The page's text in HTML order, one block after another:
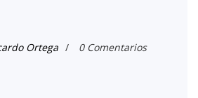
Ortega / 0 Comentarios